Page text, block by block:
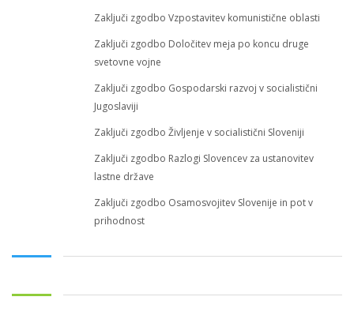
Zaključi zgodbo Vzpostavitev komunistične oblasti
Zaključi zgodbo Določitev meja po koncu druge
svetovne vojne
Zaključi zgodbo Gospodarski razvoj v socialistični
Jugoslaviji
Zaključi zgodbo Življenje v socialistični Sloveniji
Zaključi zgodbo Razlogi Slovencev za ustanovitev
lastne države
Zaključi zgodbo Osamosvojitev Slovenije in pot v
prihodnost